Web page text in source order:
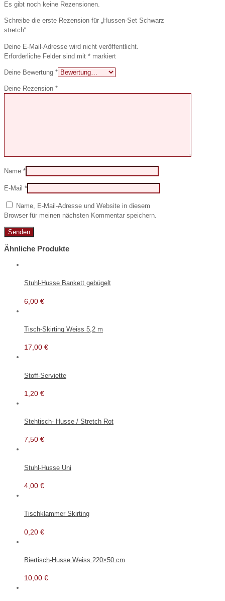
Es gibt noch keine Rezensionen.
Schreibe die erste Rezension für „Hussen-Set Schwarz
stretch“
Deine E-Mail-Adresse wird nicht veröffentlicht.
Erforderliche Felder sind mit * markiert
Deine Bewertung *
Deine Rezension *
Name *
E-Mail *
Name, E-Mail-Adresse und Website in diesem
Browser für meinen nächsten Kommentar speichern.
Ähnliche Produkte
Stuhl-Husse Bankett gebügelt
6,00 €
Tisch-Skirting Weiss 5,2 m
17,00 €
Stoff-Serviette
1,20 €
Stehtisch- Husse / Stretch Rot
7,50 €
Stuhl-Husse Uni
4,00 €
Tischklammer Skirting
0,20 €
Biertisch-Husse Weiss 220×50 cm
10,00 €